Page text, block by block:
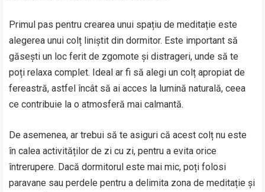
Primul pas pentru crearea unui spațiu de meditație este
alegerea unui colț liniștit din dormitor. Este important să
găsești un loc ferit de zgomote și distrageri, unde să te
poți relaxa complet. Ideal ar fi să alegi un colț apropiat de
fereastră, astfel încât să ai acces la lumină naturală, ceea
ce contribuie la o atmosferă mai calmantă.
De asemenea, ar trebui să te asiguri că acest colț nu este
în calea activităților de zi cu zi, pentru a evita orice
întrerupere. Dacă dormitorul este mai mic, poți folosi
paravane sau perdele pentru a delimita zona de meditație și